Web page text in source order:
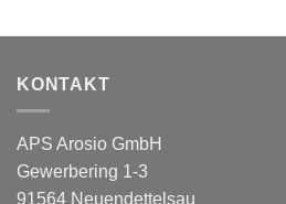
KONTAKT
APS Arosio GmbH
Gewerbering 1-3
91564 Neuendettelsau